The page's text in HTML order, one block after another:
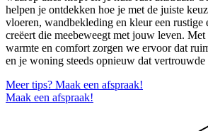
helpen je ontdekken hoe je met de juiste
vloeren, wandbekleding en kleur een rustige
creëert die meebeweegt met jouw leven.
warmte en comfort zorgen we ervoor dat
en je woning steeds opnieuw dat vertrouwde
Meer tips? Maak een afspraak!
Maak een afspraak!